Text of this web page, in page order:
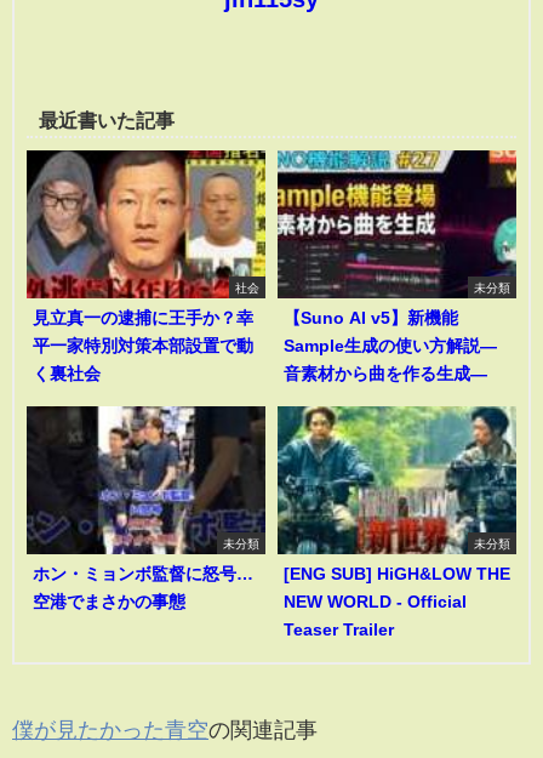
最近書いた記事
社会
見立真一の逮捕に王手か？幸
平一家特別対策本部設置で動
く裏社会
未分類
【Suno AI v5】新機能
Sample生成の使い方解説―
音素材から曲を作る生成―
未分類
ホン・ミョンボ監督に怒号…
空港でまさかの事態
未分類
[ENG SUB] HiGH&LOW THE
NEW WORLD - Official
Teaser Trailer
僕が見たかった青空の関連記事